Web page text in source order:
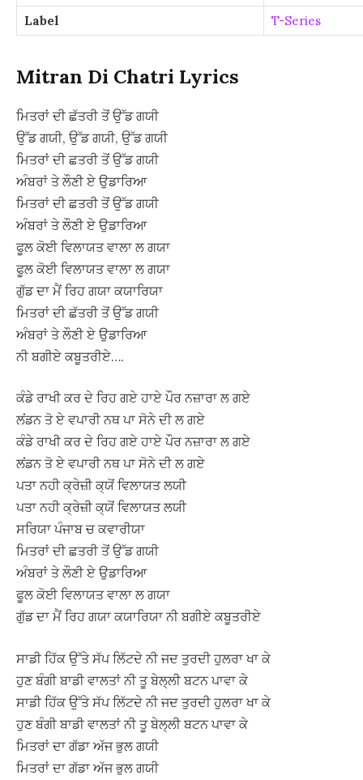
Label
T-Series
Mitran Di Chatri Lyrics
ਮਿਤਰਾਂ ਦੀ ਛੱਤਰੀ ਤੋਂ ਉੱਡ ਗਯੀ
ਉੱਡ ਗਯੀ, ਉੱਡ ਗਯੀ, ਉੱਡ ਗਯੀ
ਮਿਤਰਾਂ ਦੀ ਛਤਰੀ ਤੋਂ ਉੱਡ ਗਯੀ
ਅੰਬਰਾਂ ਤੇ ਲੌਣੀ ਏ ਉਡਾਰਿਆ
ਮਿਤਰਾਂ ਦੀ ਛਤਰੀ ਤੋਂ ਉੱਡ ਗਯੀ
ਅੰਬਰਾਂ ਤੇ ਲੌਣੀ ਏ ਉਡਾਰਿਆ
ਫੂਲ ਕੋਈ ਵਿਲਾਯਤ ਵਾਲਾ ਲ ਗਯਾ
ਫੂਲ ਕੋਈ ਵਿਲਾਯਤ ਵਾਲਾ ਲ ਗਯਾ
ਗੁੱਡ ਦਾ ਮੈਂ ਰਿਹ ਗਯਾ ਕਯਾਰਿਯਾ
ਮਿਤਰਾਂ ਦੀ ਛੱਤਰੀ ਤੋਂ ਉੱਡ ਗਯੀ
ਅੰਬਰਾਂ ਤੇ ਲੌਣੀ ਏ ਉਡਾਰਿਆ
ਨੀ ਬਗੀਏ ਕਬੂਤਰੀਏ….
ਕੰਡੇ ਰਾਖੀ ਕਰ ਦੇ ਰਿਹ ਗਏ ਹਾਏ ਪੌਰ ਨਜ਼ਾਰਾ ਲ ਗਏ
ਲਂਡਨ ਤੋ ਏ ਵਪਾਰੀ ਨਥ ਪਾ ਸੋਨੇ ਦੀ ਲ ਗਏ
ਕੰਡੇ ਰਾਖੀ ਕਰ ਦੇ ਰਿਹ ਗਏ ਹਾਏ ਪੌਰ ਨਜ਼ਾਰਾ ਲ ਗਏ
ਲਂਡਨ ਤੋ ਏ ਵਪਾਰੀ ਨਥ ਪਾ ਸੋਨੇ ਦੀ ਲ ਗਏ
ਪਤਾ ਨਹੀ ਕ੍ਰੇਜ਼ੀ ਕ੍ਯੋਂ ਵਿਲਾਯਤ ਲਯੀ
ਪਤਾ ਨਹੀ ਕ੍ਰੇਜ਼ੀ ਕ੍ਯੋਂ ਵਿਲਾਯਤ ਲਯੀ
ਸਰਿਯਾ ਪੰਜਾਬ ਚ ਕਵਾਰੀਯਾ
ਮਿਤਰਾਂ ਦੀ ਛਤਰੀ ਤੋਂ ਉੱਡ ਗਯੀ
ਅੰਬਰਾਂ ਤੇ ਲੌਣੀ ਏ ਉਡਾਰਿਆ
ਫੂਲ ਕੋਈ ਵਿਲਾਯਤ ਵਾਲਾ ਲ ਗਯਾ
ਗੁੱਡ ਦਾ ਮੈਂ ਰਿਹ ਗਯਾ ਕਯਾਰਿਯਾ ਨੀ ਬਗੀਏ ਕਬੂਤਰੀਏ
ਸਾਡੀ ਹਿੱਕ ਉੱਤੇ ਸੱਪ ਲਿੱਟਦੇ ਨੀ ਜਦ ਤੁਰਦੀ ਹੁਲਰਾ ਖਾ ਕੇ
ਹੁਣ ਬੰਗੀ ਬਾਡੀ ਵਾਲਤਾਂ ਨੀ ਤੂ ਬੇਲ੍ਲੀ ਬਟਨ ਪਾਵਾ ਕੇ
ਸਾਡੀ ਹਿੱਕ ਉੱਤੇ ਸੱਪ ਲਿੱਟਦੇ ਨੀ ਜਦ ਤੁਰਦੀ ਹੁਲਰਾ ਖਾ ਕੇ
ਹੁਣ ਬੰਗੀ ਬਾਡੀ ਵਾਲਤਾਂ ਨੀ ਤੂ ਬੇਲ੍ਲੀ ਬਟਨ ਪਾਵਾ ਕੇ
ਮਿਤਰਾਂ ਦਾ ਗੱਡਾ ਅੱਜ ਭੁਲ ਗਯੀ
ਮਿਤਰਾਂ ਦਾ ਗੱਡਾ ਅੱਜ ਭੁਲ ਗਯੀ